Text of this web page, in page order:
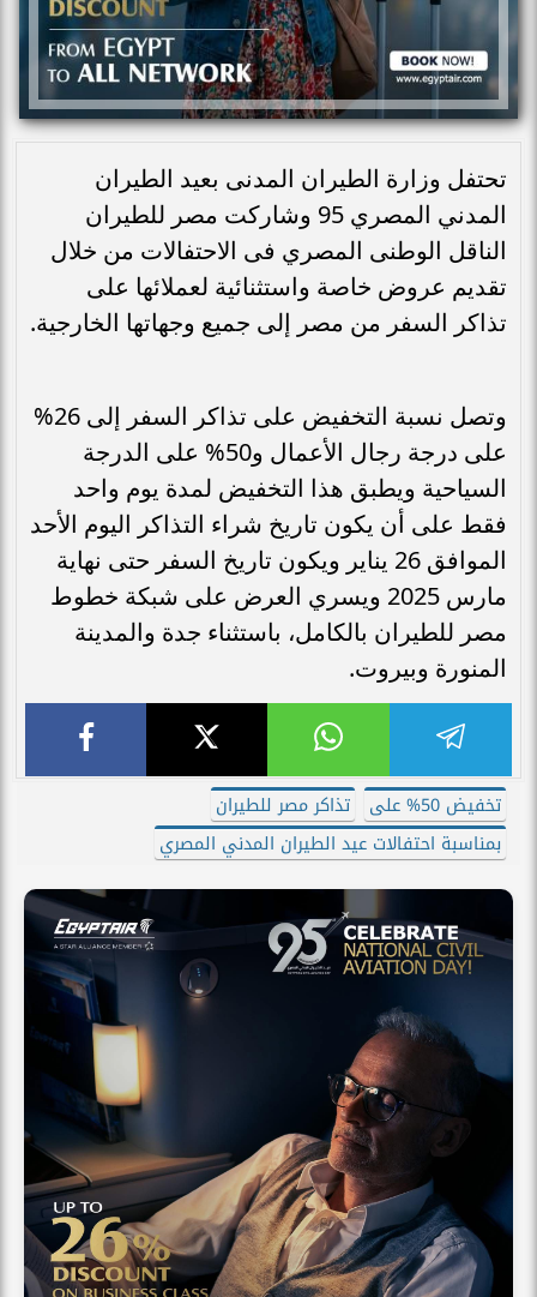
تحتفل وزارة الطيران المدنى بعيد الطيران
المدني المصري 95 وشاركت مصر للطيران
الناقل الوطنى المصري فى الاحتفالات من خلال
تقديم عروض خاصة واستثنائية لعملائها على
تذاكر السفر من مصر إلى جميع وجهاتها الخارجية.
وتصل نسبة التخفيض على تذاكر السفر إلى 26%
على درجة رجال الأعمال و50% على الدرجة
السياحية ويطبق هذا التخفيض لمدة يوم واحد
فقط على أن يكون تاريخ شراء التذاكر اليوم الأحد
الموافق 26 يناير ويكون تاريخ السفر حتى نهاية
مارس 2025 ويسري العرض على شبكة خطوط
مصر للطيران بالكامل، باستثناء جدة والمدينة
المنورة وبيروت.
تخفيض 50% على
تذاكر مصر للطيران
بمناسبة احتفالات عيد الطيران المدني المصري